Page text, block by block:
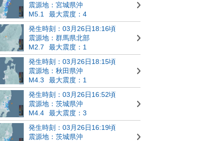
震源地：宮城県沖
M5.1
最大震度：4
発生時刻：03月26日18:16頃
震源地：群馬県北部
M2.7
最大震度：1
発生時刻：03月26日18:15頃
震源地：秋田県沖
M4.3
最大震度：1
発生時刻：03月26日16:52頃
震源地：茨城県沖
M4.4
最大震度：3
発生時刻：03月26日16:19頃
震源地：茨城県沖